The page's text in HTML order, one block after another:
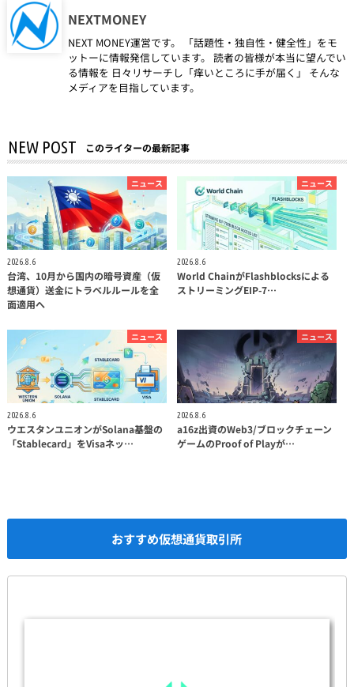
NEXTMONEY
NEXT MONEY運営です。 「話題性・独自性・健全性」をモ
ットーに情報発信しています。 読者の皆様が本当に望んでい
る情報を 日々リサーチし「痒いところに手が届く」 そんな
メディアを目指しています。
NEW POST このライターの最新記事
ニュース
2026.8.6
台湾、10月から国内の暗号資産（仮
想通貨）送金にトラベルルールを全
面適用へ
ニュース
2026.8.6
World ChainがFlashblocksによる
ストリーミングEIP-7…
ニュース
2026.8.6
ウエスタンユニオンがSolana基盤の
「Stablecard」をVisaネッ…
ニュース
2026.8.6
a16z出資のWeb3/ブロックチェーン
ゲームのProof of Playが…
おすすめ仮想通貨取引所